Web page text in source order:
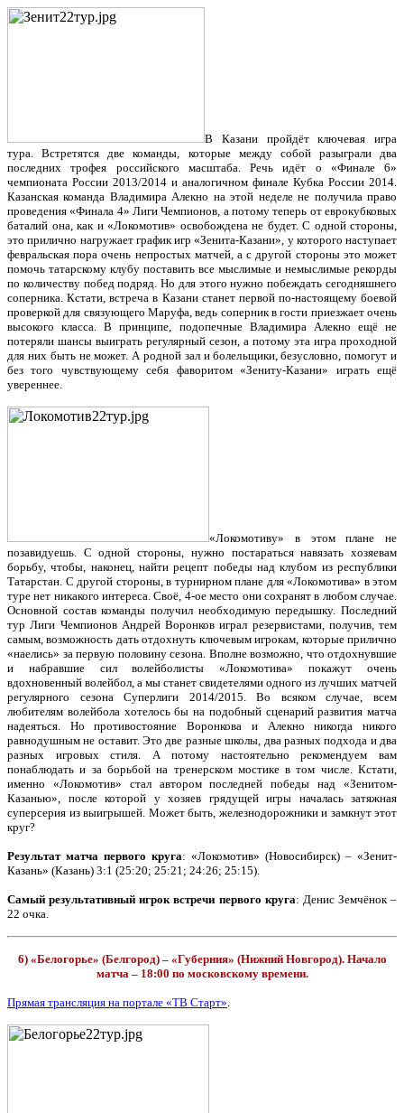
В Казани пройдёт ключевая игра
тура. Встретятся две команды, которые между собой разыграли два
последних трофея российского масштаба. Речь идёт о «Финале 6»
чемпионата России 2013/2014 и аналогичном финале Кубка России 2014.
Казанская команда Владимира Алекно на этой неделе не получила право
проведения «Финала 4» Лиги Чемпионов, а потому теперь от еврокубковых
баталий она, как и «Локомотив» освобождена не будет. С одной стороны,
это прилично нагружает график игр «Зенита-Казани», у которого наступает
февральская пора очень непростых матчей, а с другой стороны это может
помочь татарскому клубу поставить все мыслимые и немыслимые рекорды
по количеству побед подряд. Но для этого нужно побеждать сегодняшнего
соперника. Кстати, встреча в Казани станет первой по-настоящему боевой
проверкой для связующего Маруфа, ведь соперник в гости приезжает очень
высокого класса. В принципе, подопечные Владимира Алекно ещё не
потеряли шансы выиграть регулярный сезон, а потому эта игра проходной
для них быть не может. А родной зал и болельщики, безусловно, помогут и
без того чувствующему себя фаворитом «Зениту-Казани» играть ещё
увереннее.
«Локомотиву» в этом плане не
позавидуешь. С одной стороны, нужно постараться навязать хозяевам
борьбу, чтобы, наконец, найти рецепт победы над клубом из республики
Татарстан. С другой стороны, в турнирном плане для «Локомотива» в этом
туре нет никакого интереса. Своё, 4-ое место они сохранят в любом случае.
Основной состав команды получил необходимую передышку. Последний
тур Лиги Чемпионов Андрей Воронков играл резервистами, получив, тем
самым, возможность дать отдохнуть ключевым игрокам, которые прилично
«наелись» за первую половину сезона. Вполне возможно, что отдохнувшие
и набравшие сил волейболисты «Локомотива» покажут очень
вдохновенный волейбол, а мы станет свидетелями одного из лучших матчей
регулярного сезона Суперлиги 2014/2015. Во всяком случае, всем
любителям волейбола хотелось бы на подобный сценарий развития матча
надеяться. Но противостояние Воронкова и Алекно никогда никого
равнодушным не оставит. Это две разные школы, два разных подхода и два
разных игровых стиля. А потому настоятельно рекомендуем вам
понаблюдать и за борьбой на тренерском мостике в том числе. Кстати,
именно «Локомотив» стал автором последней победы над «Зенитом-
Казанью», после которой у хозяев грядущей игры началась затяжная
суперсерия из выигрышей. Может быть, железнодорожники и замкнут этот
круг?
Результат матча первого круга: «Локомотив» (Новосибирск) – «Зенит-
Казань» (Казань) 3:1 (25:20; 25:21; 24:26; 25:15).
Самый результативный игрок встречи первого круга: Денис Земчёнок –
22 очка.
6) «Белогорье» (Белгород) – «Губерния» (Нижний Новгород). Начало
матча – 18:00 по московскому времени.
Прямая трансляция на портале «ТВ Старт».